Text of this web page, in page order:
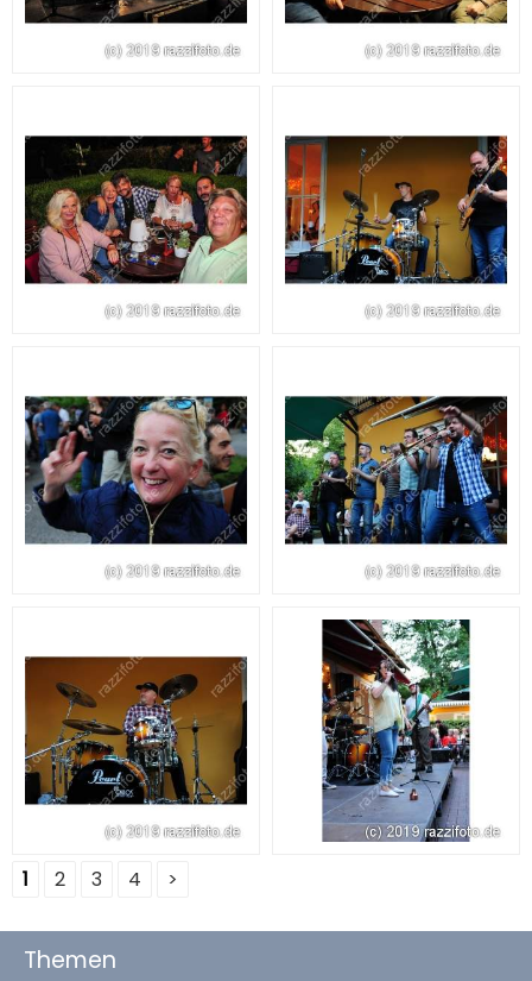
1 2 3 4 >
Themen